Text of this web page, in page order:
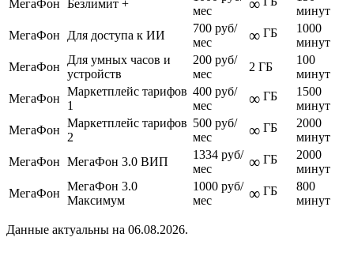
МегаФон Безлимит +
мес
∞
минут
МегаФон
Для доступа к ИИ
700 руб/
мес
∞ ГБ
1000
минут
МегаФон
Для умных часов и
устройств
200 руб/
мес
2 ГБ
100
минут
МегаФон
Маркетплейс тарифов
1
400 руб/
мес
∞ ГБ
1500
минут
МегаФон
Маркетплейс тарифов
2
500 руб/
мес
∞ ГБ
2000
минут
МегаФон МегаФон 3.0 ВИП
1334 руб/
мес
∞ ГБ
2000
минут
МегаФон
МегаФон 3.0
Максимум
1000 руб/
мес
∞ ГБ
800
минут
Данные актуальны на 06.08.2026.